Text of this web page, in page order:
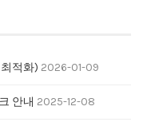
적화) 2026-01-09
안내 2025-12-08